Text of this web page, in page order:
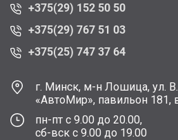
+375(29) 152 50 50
+375(29) 767 51 03
+375(25) 747 37 64
г. Минск, м-н Лошица, ул.
«АвтоМир», павильон 181,
пн-пт с 9.00 до 20.00,
сб-вск с 9.00 до 19.00